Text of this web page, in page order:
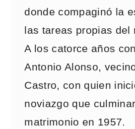
donde compaginó la
las tareas propias del
A los catorce años
Antonio Alonso,
Castro, con quien
noviazgo que
matrimonio en 1957.